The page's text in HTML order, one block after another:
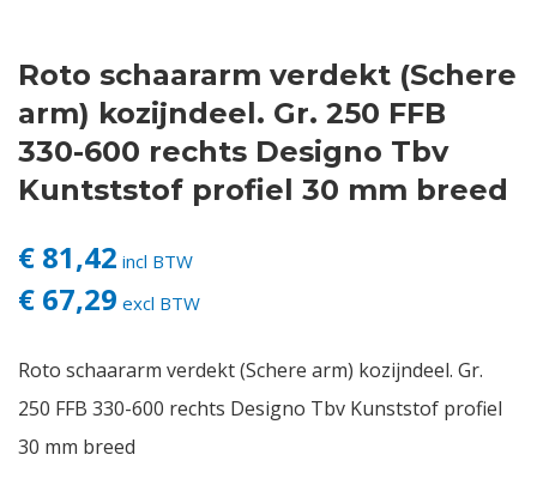
Vacatures
Roto schaararm verdekt (Schere
arm) kozijndeel. Gr. 250 FFB
330-600 rechts Designo Tbv
Kuntststof profiel 30 mm breed
€ 81,42 incl BTW
€ 67,29 excl BTW
Roto schaararm verdekt (Schere arm) kozijndeel. Gr.
250 FFB 330-600 rechts Designo Tbv Kunststof profiel
30 mm breed